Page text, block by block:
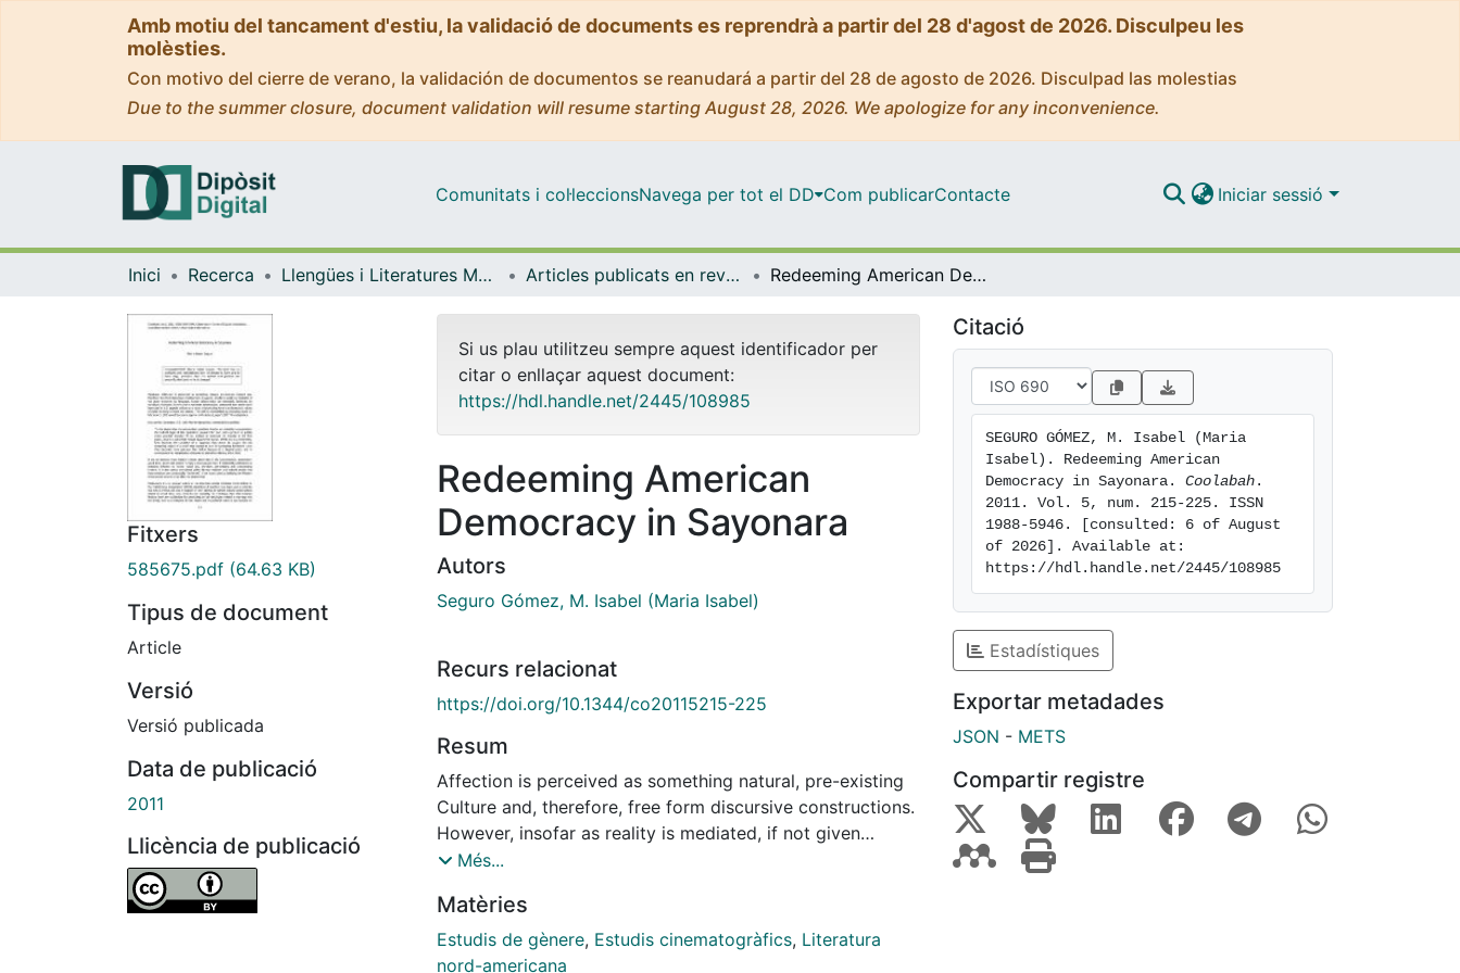
Amb motiu del tancament d'estiu, la validació de documents es reprendrà a partir del 28 d'agost de 2026. Disculpeu les
molèsties.
Con motivo del cierre de verano, la validación de documentos se reanudará a partir del 28 de agosto de 2026. Disculpad las molestias
Due to the summer closure, document validation will resume starting August 28, 2026. We apologize for any inconvenience.
Comunitats i col·leccionsNavega per tot el DD Com publicarContacte Iniciar sessió
Inici Recerca Llengües i Literatures Modernes i Estudis Anglesos Articles publicats en revistes (Llengües i Literatures Modernes i Estudis Anglesos) Redeeming American Democracy in Sayonara
Fitxers
585675.pdf (64.63 KB)
Tipus de document
Article
Versió
Versió publicada
Data de publicació
2011
Llicència de publicació
Si us plau utilitzeu sempre aquest identificador per
citar o enllaçar aquest document:
https://hdl.handle.net/2445/108985
Redeeming American
Democracy in Sayonara
Autors
Seguro Gómez, M. Isabel (Maria Isabel)
Recurs relacionat
https://doi.org/10.1344/co20115215-225
Resum
Affection is perceived as something natural, pre-existing
Culture and, therefore, free form discursive constructions.
However, insofar as reality is mediated, if not given
existence by language, human relationships are inevitably
particular heterosexual, interracial love stories have been
used in U.S. popular culture as a means of promoting
American democratic values of racial harmony at home
Més...
Matèries
Estudis de gènere, Estudis cinematogràfics, Literatura
nord-americana
Citació
SEGURO GÓMEZ, M. Isabel (Maria
Isabel). Redeeming American
Democracy in Sayonara. Coolabah .
2011. Vol. 5, num. 215-225. ISSN
1988-5946. [consulted: 6 of August
of 2026]. Available at:
https://hdl.handle.net/2445/108985
Estadístiques
Exportar metadades
JSON - METS
Compartir registre